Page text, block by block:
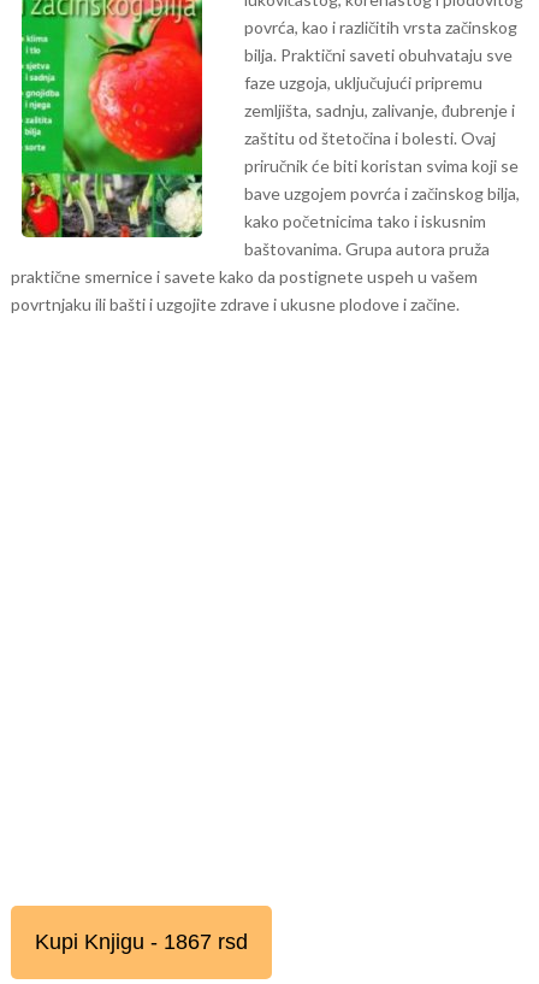
povrća, kao i različitih vrsta začinskog
bilja. Praktični saveti obuhvataju sve
faze uzgoja, uključujući pripremu
zemljišta, sadnju, zalivanje, đubrenje i
zaštitu od štetočina i bolesti. Ovaj
priručnik će biti koristan svima koji se
bave uzgojem povrća i začinskog bilja,
kako početnicima tako i iskusnim
baštovanima. Grupa autora pruža
praktične smernice i savete kako da postignete uspeh u vašem
povrtnjaku ili bašti i uzgojite zdrave i ukusne plodove i začine.
Kupi Knjigu - 1867 rsd